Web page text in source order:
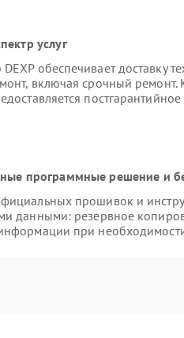
услуг
обеспечивает доставку
включая срочный ремонт.
программные решение и
прошивок и
данными: резервное
при